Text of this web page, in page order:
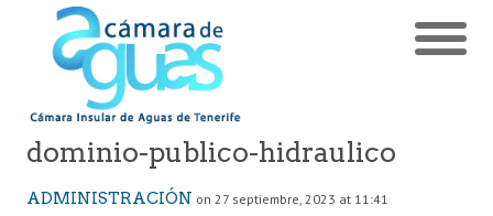
dominio-publico-hidraulico
ADMINISTRACIÓN on 27 septiembre, 2023 at 11:41